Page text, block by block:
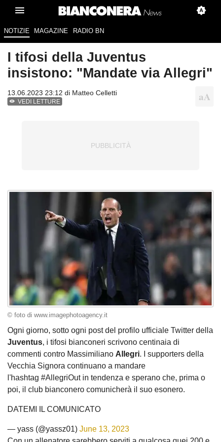
NOTIZIE MAGAZINE RADIO BN
I tifosi della Juventus
insistono: "Mandate via Allegri"
13.06.2023 23:12 di Matteo Celletti
VEDI LETTURE
© foto di www.imagephotoagency.it
Ogni giorno, sotto ogni post del profilo ufficiale Twitter della
Juventus, i tifosi bianconeri scrivono centinaia di
commenti contro Massimiliano Allegri. I supporters della
Vecchia Signora continuano a mandare
l'hashtag #AllegriOut in tendenza e sperano che, prima o
poi, il club bianconero comunicherà il suo esonero.
DATEMI IL COMUNICATO
— yass️ (@yassz01) June 13, 2023